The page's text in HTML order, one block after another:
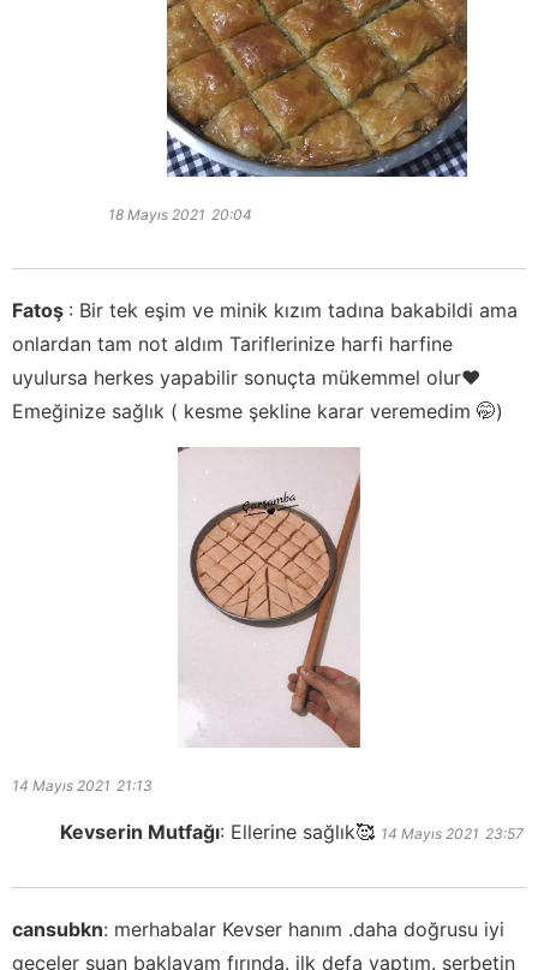
18 Mayıs 2021 20:04
Fatoş : Bir tek eşim ve minik kızım tadına bakabildi ama
onlardan tam not aldım Tariflerinize harfi harfine
uyulursa herkes yapabilir sonuçta mükemmel olur❤️
Emeğinize sağlık ( kesme şekline karar veremedim 🤭)
14 Mayıs 2021 21:13
Kevserin Mutfağı: Ellerine sağlık🥰 14 Mayıs 2021 23:57
cansubkn: merhabalar Kevser hanım .daha doğrusu iyi
geceler şuan baklavam fırında. ilk defa yaptım. şerbetin